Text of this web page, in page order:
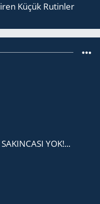
Küçük Ru­tin­ler
YOK!...